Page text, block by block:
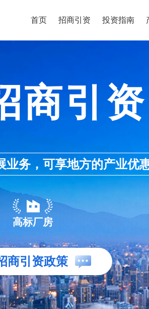
首页 招商引资 投资指南
商引资
业务，可享地方的产业优
高标厂房
商引资政策